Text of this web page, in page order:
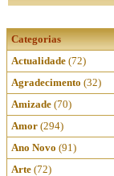
Categorias
Actualidade (72)
Agradecimento (32)
Amizade (70)
Amor (294)
Ano Novo (91)
Arte (72)